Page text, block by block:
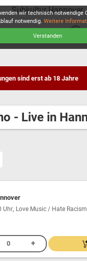
Subkultur Hannover
sind erst ab 18 Jahre
- Live in
Uhr, Love Music / Hate Racism
wir technisch notwendige
notwendig.Weitere
Verstanden